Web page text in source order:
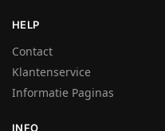
HELP
Contact
Klantenservice
Informatie Paginas
INFO